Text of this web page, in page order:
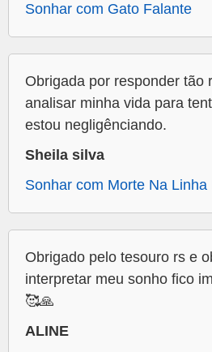
Sonhar com Gato Falante
Obrigada por responder
analisar minha vida para
estou negligênciando.
Sheila silva
Sonhar com Morte Na Linha
Obrigado pelo tesouro rs e
interpretar meu sonho fico
🥰🙏
ALINE